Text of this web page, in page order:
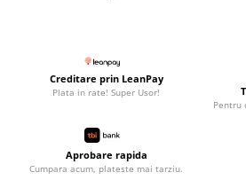
Creditare prin LeanPay
Plata in rate! Super Usor!
Pentru
Aprobare rapida
Cumpara acum, plateste mai tarziu.